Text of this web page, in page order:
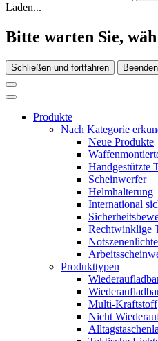
Laden...
Bitte warten Sie,
Schließen und fortfahren
Produkte
Nach Kategorie
Neue Produkte
Handgestützte
Scheinwerfer
Helmhalterung
International
Rechtwinklige
Produkttypen
Multi-Kraftstoff
Nicht